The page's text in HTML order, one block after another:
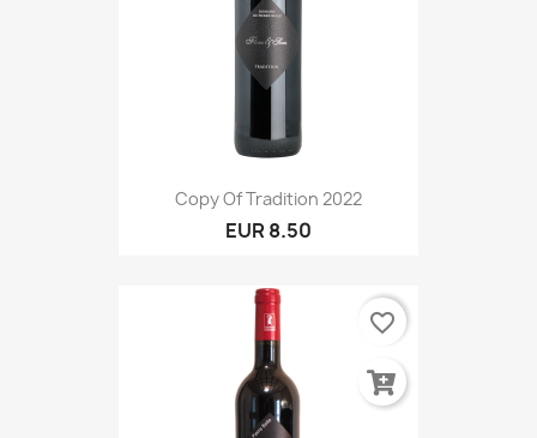
Copy Of Tradition 2022
EUR 8.50
favorite_border